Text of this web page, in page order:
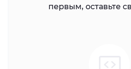
первым, оставьте